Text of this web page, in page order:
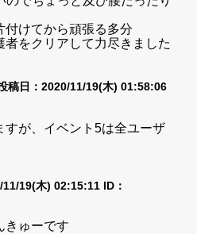
付けてから頑張る多分
をクリアして力尽きました
稿日：2020/11/19(木) 01:58:06
すが、イベント5は全ユーザ
11/19(木) 02:15:11 ID：
きゅーです